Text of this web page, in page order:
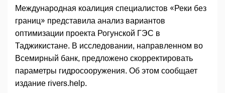
Международная коалиция специалистов «Реки без
границ» представила анализ вариантов
оптимизации проекта Рогунской ГЭС в
Таджикистане. В исследовании, направленном во
Всемирный банк, предложено скорректировать
параметры гидросооружения. Об этом сообщает
издание rivers.help.